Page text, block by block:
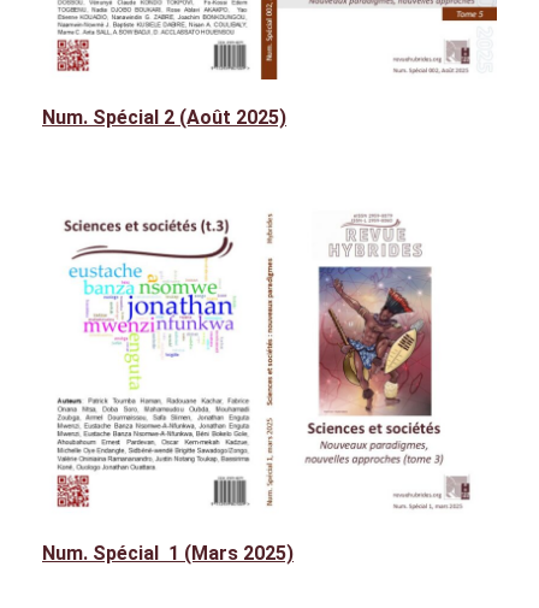
Num. Spécial 2 (Août 2025)
Num. Spécial 1 (Mars 2025)